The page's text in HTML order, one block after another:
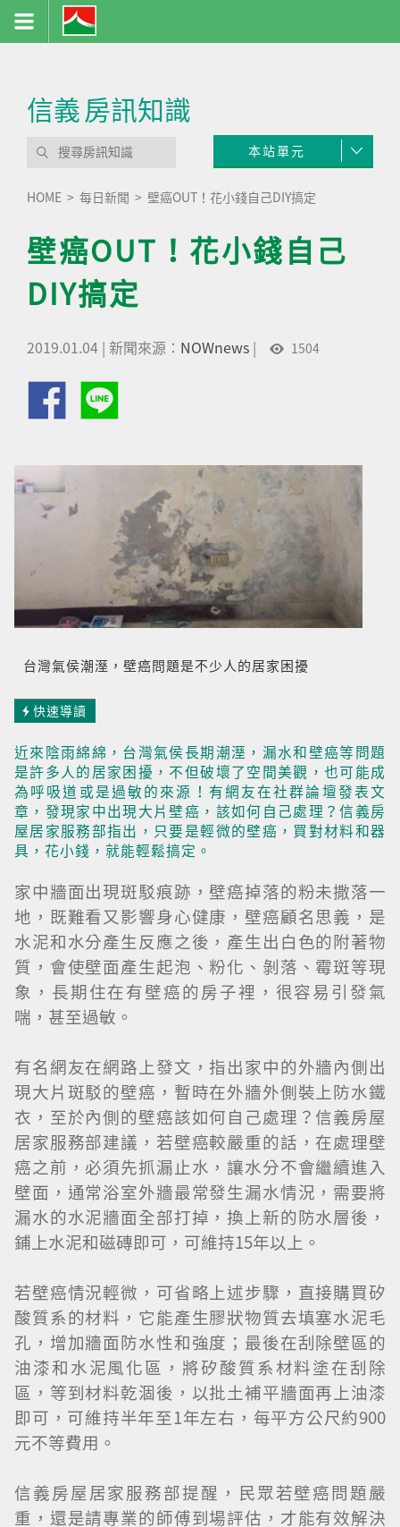
信義房訊知識
本站單元
HOME 每日新聞 壁癌OUT！花小錢自己DIY搞定
壁癌OUT！花小錢自己
DIY搞定
2019.01.04 | 新聞來源： NOWnews | 1504
台灣氣侯潮溼，壁癌問題是不少人的居家困擾
快速導讀
近來陰雨綿綿，台灣氣侯長期潮溼，漏水和壁癌等問題
是許多人的居家困擾，不但破壞了空間美觀，也可能成
為呼吸道或是過敏的來源！有網友在社群論壇發表文
章，發現家中出現大片壁癌，該如何自己處理？信義房
屋居家服務部指出，只要是輕微的壁癌，買對材料和器
具，花小錢，就能輕鬆搞定。
家中牆面出現斑駁痕跡，壁癌掉落的粉未撒落一
地，既難看又影響身心健康，壁癌顧名思義，是
水泥和水分產生反應之後，產生出白色的附著物
質，會使壁面產生起泡、粉化、剝落、霉斑等現
象，長期住在有壁癌的房子裡，很容易引發氣
喘，甚至過敏。
有名網友在網路上發文，指出家中的外牆內側出
現大片斑駁的壁癌，暫時在外牆外側裝上防水鐵
衣，至於內側的壁癌該如何自己處理？信義房屋
居家服務部建議，若壁癌較嚴重的話，在處理壁
癌之前，必須先抓漏止水，讓水分不會繼續進入
壁面，通常浴室外牆最常發生漏水情況，需要將
漏水的水泥牆面全部打掉，換上新的防水層後，
鋪上水泥和磁磚即可，可維持15年以上。
若壁癌情況輕微，可省略上述步驟，直接購買矽
酸質系的材料，它能產生膠狀物質去填塞水泥毛
孔，增加牆面防水性和強度；最後在刮除壁區的
油漆和水泥風化區，將矽酸質系材料塗在刮除
區，等到材料乾涸後，以批土補平牆面再上油漆
即可，可維持半年至1年左右，每平方公尺約900
元不等費用。
信義房屋居家服務部提醒，民眾若壁癌問題嚴
重，還是請專業的師傅到場評估，才能有效解決